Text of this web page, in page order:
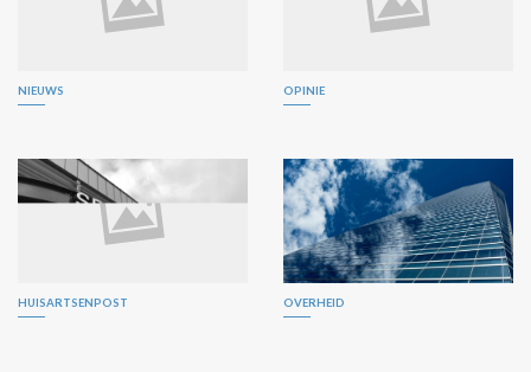
NIEUWS OPINIE
HUISARTSENPOST OVERHEID